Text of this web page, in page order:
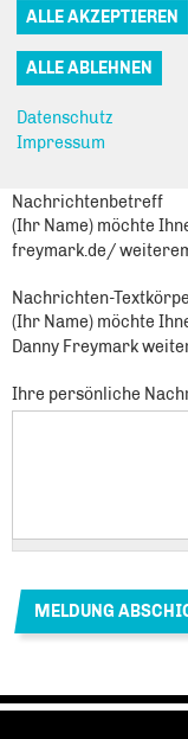
Sie können mehrere
Sie leiten den
Schriftliche Anfrage:
Infrastruktur fördern
Nachrichtenbetreff
(Ihr Name) möchte
freymark.de/
Nachrichten-
(Ihr Name) möchte
Danny Freymark
Ihre persönliche
Datenschutz
Impressum